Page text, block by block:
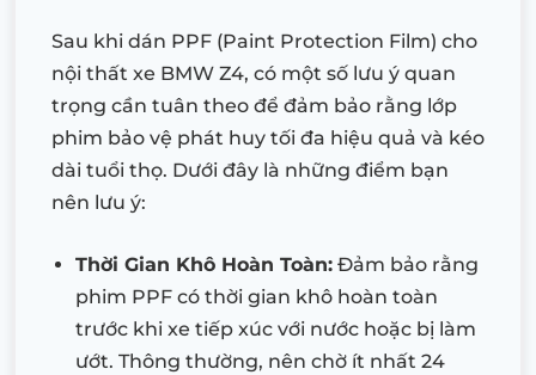
Sau khi dán PPF (Paint Protection Film) cho
nội thất xe BMW Z4, có một số lưu ý quan
trọng cần tuân theo để đảm bảo rằng lớp
phim bảo vệ phát huy tối đa hiệu quả và kéo
dài tuổi thọ. Dưới đây là những điểm bạn
nên lưu ý:
Thời Gian Khô Hoàn Toàn: Đảm bảo rằng
phim PPF có thời gian khô hoàn toàn
trước khi xe tiếp xúc với nước hoặc bị làm
ướt. Thông thường, nên chờ ít nhất 24